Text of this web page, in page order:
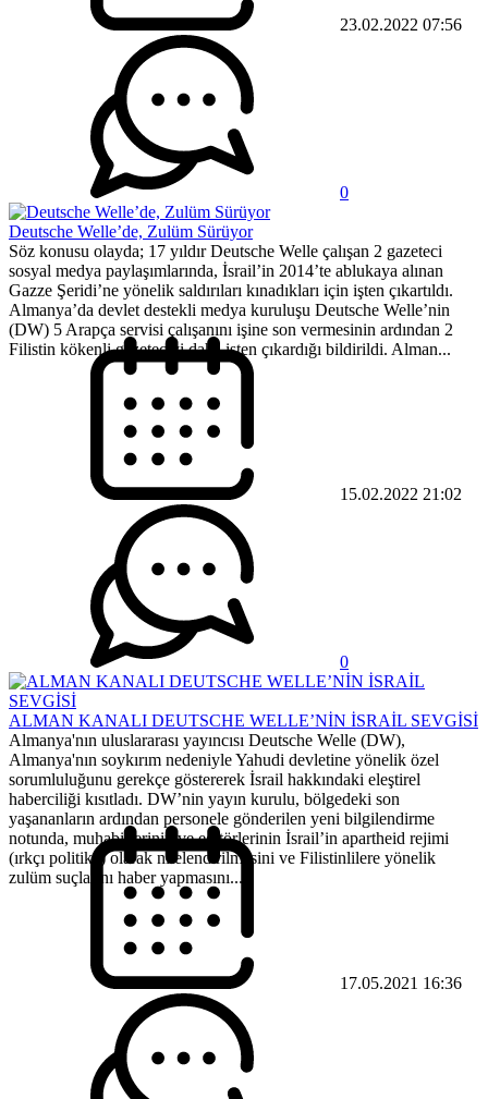
23.02.2022 07:56
0
Deutsche Welle’de, Zulüm Sürüyor
Söz konusu olayda; 17 yıldır Deutsche Welle çalışan 2 gazeteci
sosyal medya paylaşımlarında, İsrail’in 2014’te ablukaya alınan
Gazze Şeridi’ne yönelik saldırıları kınadıkları için işten çıkartıldı.
Almanya’da devlet destekli medya kuruluşu Deutsche Welle’nin
(DW) 5 Arapça servisi çalışanını işine son vermesinin ardından 2
Filistin kökenli gazeteciyi daha işten çıkardığı bildirildi. Alman...
15.02.2022 21:02
0
ALMAN KANALI DEUTSCHE WELLE’NİN İSRAİL SEVGİSİ
Almanya'nın uluslararası yayıncısı Deutsche Welle (DW),
Almanya'nın soykırım nedeniyle Yahudi devletine yönelik özel
sorumluluğunu gerekçe göstererek İsrail hakkındaki eleştirel
haberciliği kısıtladı. DW’nin yayın kurulu, bölgedeki son
yaşananların ardından personele gönderilen yeni bilgilendirme
notunda, muhabirlerinin ve editörlerinin İsrail’in apartheid rejimi
(ırkçı politika) olarak nitelendirilmesini ve Filistinlilere yönelik
zulüm suçlarını haber yapmasını...
17.05.2021 16:36